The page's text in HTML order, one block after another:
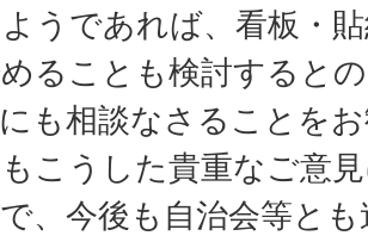
うであれば、看板・
ることも検討すると
も相談なさることを
こうした貴重なご意
、今後も自治会等と